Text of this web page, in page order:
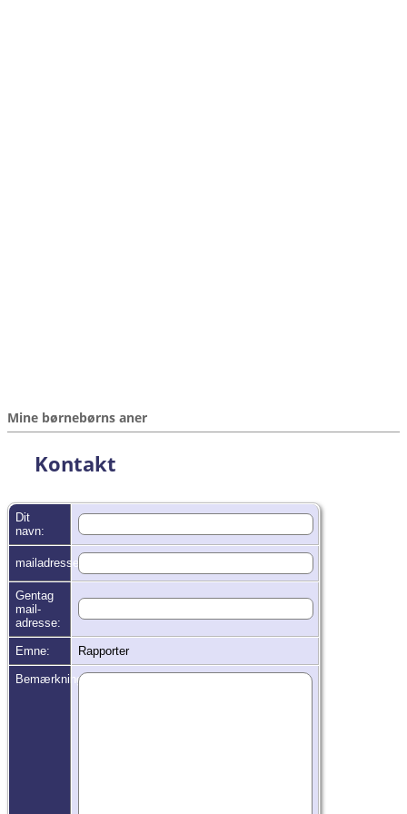
Mine børnebørns aner
Kontakt
Dit
navn:
mailadresse:
Gentag
mail-
adresse:
Emne: Rapporter
Bemærkninger: